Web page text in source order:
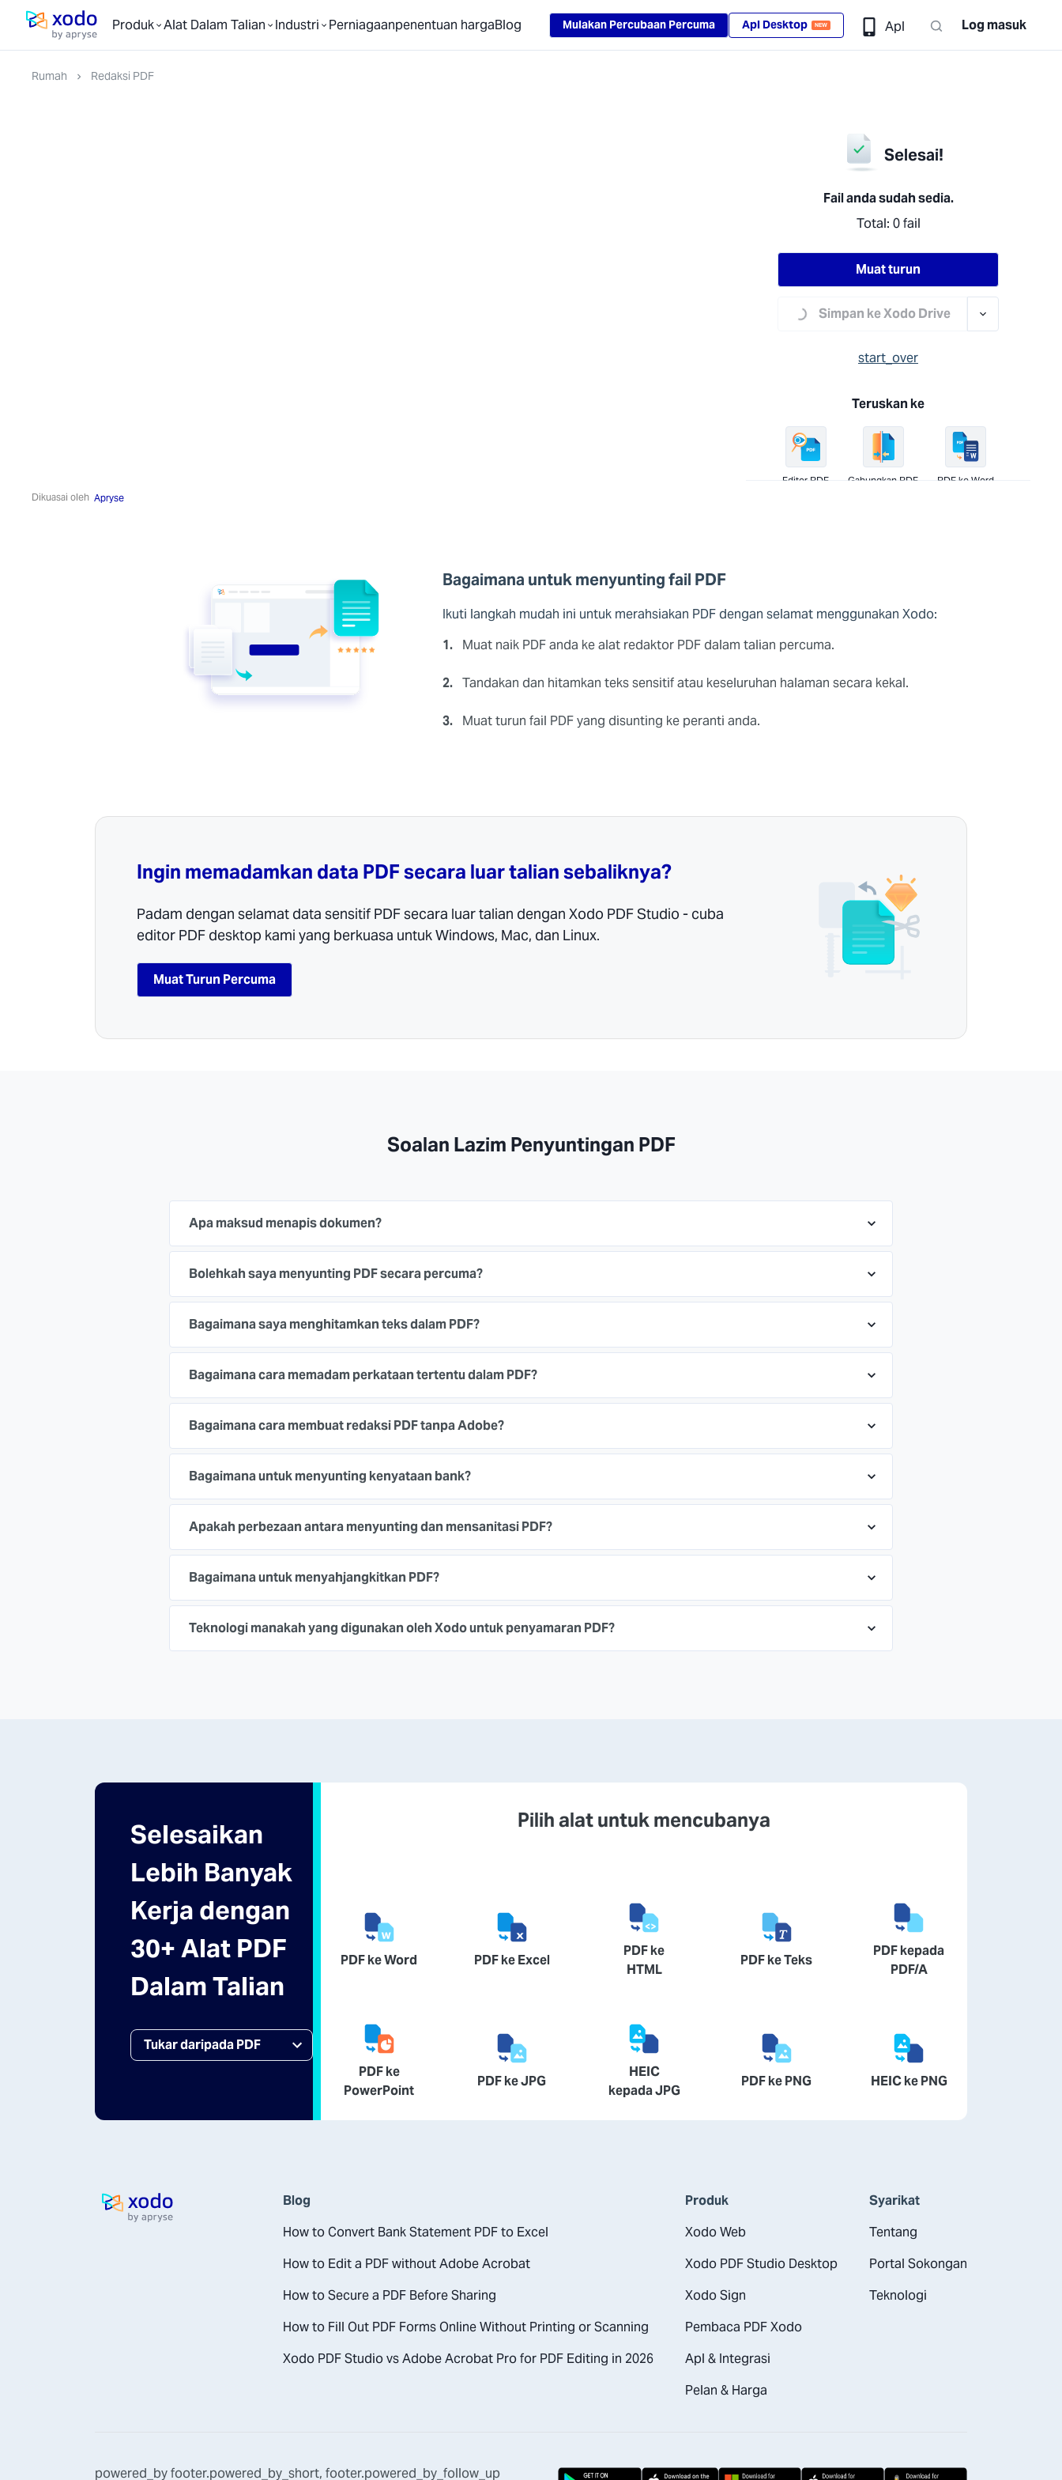
Laman utama Produk Alat Dalam Talian Industri Perniagaanpenentuan hargaBlog Mulakan Percubaan Percuma Apl Desktop NEW Apl Log masuk
Rumah Redaksi PDF
Selesai!
Fail anda sudah sedia.
Total: 0 fail
Muat turun
Loading... Simpan ke Xodo Drive
start_over
Teruskan ke
Editor PDF Gabungkan PDF
PDF ke Word
Dikuasai oleh Apryse
Bagaimana untuk menyunting fail PDF
Ikuti langkah mudah ini untuk merahsiakan PDF dengan selamat menggunakan Xodo:
1.
Muat naik PDF anda ke alat redaktor PDF dalam talian percuma.
2. Tandakan dan hitamkan teks sensitif atau keseluruhan halaman secara kekal.
3. Muat turun fail PDF yang disunting ke peranti anda.
Ingin memadamkan data PDF secara luar talian sebaliknya?
Padam dengan selamat data sensitif PDF secara luar talian dengan Xodo PDF Studio - cuba
editor PDF desktop kami yang berkuasa untuk Windows, Mac, dan Linux.
Muat Turun Percuma
Soalan Lazim Penyuntingan PDF
Apa maksud menapis dokumen?
Bolehkah saya menyunting PDF secara percuma?
Bagaimana saya menghitamkan teks dalam PDF?
Bagaimana cara memadam perkataan tertentu dalam PDF?
Bagaimana cara membuat redaksi PDF tanpa Adobe?
Bagaimana untuk menyunting kenyataan bank?
Apakah perbezaan antara menyunting dan mensanitasi PDF?
Bagaimana untuk menyahjangkitkan PDF?
Teknologi manakah yang digunakan oleh Xodo untuk penyamaran PDF?
Selesaikan
Lebih Banyak
Kerja dengan
30+ Alat PDF
Dalam Talian
Pilih alat untuk mencubanya
PDF ke Word PDF ke Excel
PDF ke
HTML
PDF ke Teks
PDF kepada
PDF/A
PDF ke
PowerPoint
PDF ke JPG
HEIC
kepada JPG
PDF ke PNG HEIC ke PNG
Laman utama
Blog
How to Convert Bank Statement PDF to Excel
How to Edit a PDF without Adobe Acrobat
How to Secure a PDF Before Sharing
How to Fill Out PDF Forms Online Without Printing or Scanning
Xodo PDF Studio vs Adobe Acrobat Pro for PDF Editing in 2026
Produk
Xodo Web
Xodo PDF Studio Desktop
Xodo Sign
Pembaca PDF Xodo
Apl & Integrasi
Pelan & Harga
Syarikat
Tentang
Portal Sokongan
Teknologi
powered_byfooter.powered_by_short, footer.powered_by_follow_up